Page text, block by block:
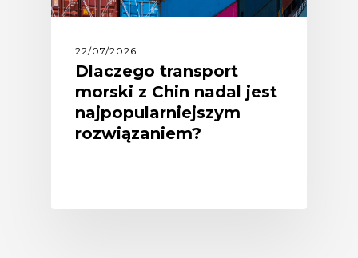
22/07/2026
Dlaczego transport
morski z Chin nadal jest
najpopularniejszym
rozwiązaniem?